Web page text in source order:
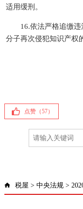
适用缓刑。
16.依法严格追缴违
分子再次侵犯知识产权
点赞（57）
税屋 > 中央法规>